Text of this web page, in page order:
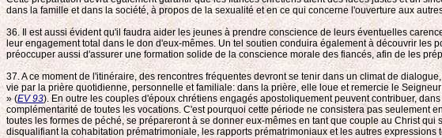
dans la famille et dans la société, à propos de la sexualité et en ce qui concerne l'ouverture aux
36. Il est aussi évident qu'il faudra aider les jeunes à prendre conscience de leurs éventuelles
leur engagement total dans le don d'eux-mêmes. Un tel soutien conduira également à découvrir
préoccuper aussi d'assurer une formation solide de la conscience morale des fiancés, afin de les
37. A ce moment de l'itinéraire, des rencontres fréquentes devront se tenir dans un climat de
vie par la prière quotidienne, personnelle et familiale: dans la prière, elle loue et remercie le
» (EV 93). En outre les couples d'époux chrétiens engagés apostoliquement peuvent contribuer,
complémentarité de toutes les vocations. C'est pourquoi cette période ne consistera pas seulement
toutes les formes de péché, se prépareront à se donner eux-mêmes en tant que couple au Christ
disqualifiant la cohabitation prématrimoniale, les rapports prématrimoniaux et les autres